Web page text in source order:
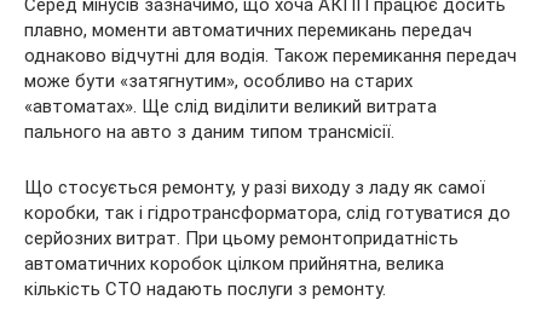
плавно, моменти автоматичних перемикань передач
однаково відчутні для водія. Також перемикання передач
може бути «затягнутим», особливо на старих
«автоматах». Ще слід виділити великий витрата
пального на авто з даним типом трансмісії.
Що стосується ремонту, у разі виходу з ладу як самої
коробки, так і гідротрансформатора, слід готуватися до
серйозних витрат. При цьому ремонтопридатність
автоматичних коробок цілком прийнятна, велика
кількість СТО надають послуги з ремонту.